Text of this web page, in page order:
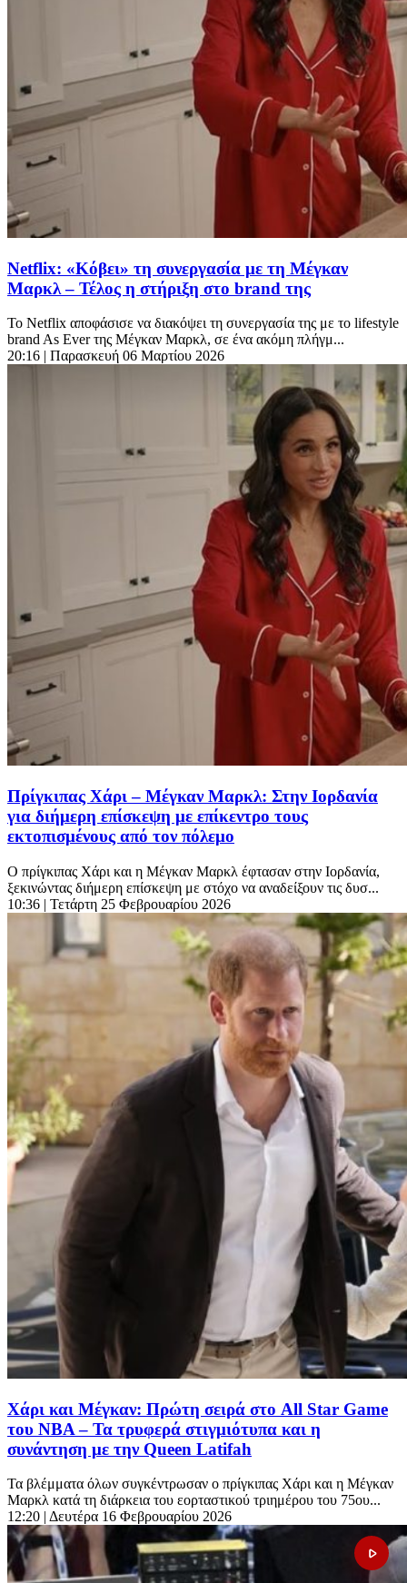
Netflix: «Κόβει» τη συνεργασία με τη Μέγκαν
Μαρκλ – Τέλος η στήριξη στο brand της
Το Netflix αποφάσισε να διακόψει τη συνεργασία της με το lifestyle
brand As Ever της Μέγκαν Μαρκλ, σε ένα ακόμη πλήγμ...
20:16 | Παρασκευή 06 Μαρτίου 2026
Πρίγκιπας Χάρι – Μέγκαν Μαρκλ: Στην Ιορδανία
για διήμερη επίσκεψη με επίκεντρο τους
εκτοπισμένους από τον πόλεμο
Ο πρίγκιπας Χάρι και η Μέγκαν Μαρκλ έφτασαν στην Ιορδανία,
ξεκινώντας διήμερη επίσκεψη με στόχο να αναδείξουν τις δυσ...
10:36 | Τετάρτη 25 Φεβρουαρίου 2026
Χάρι και Μέγκαν: Πρώτη σειρά στο All Star Game
του NBA – Τα τρυφερά στιγμιότυπα και η
συνάντηση με την Queen Latifah
Τα βλέμματα όλων συγκέντρωσαν ο πρίγκιπας Χάρι και η Μέγκαν
Μαρκλ κατά τη διάρκεια του εορταστικού τριημέρου του 75ου...
12:20 | Δευτέρα 16 Φεβρουαρίου 2026